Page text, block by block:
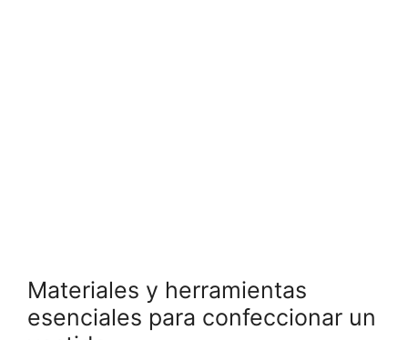
Materiales y herramientas
esenciales para confeccionar un